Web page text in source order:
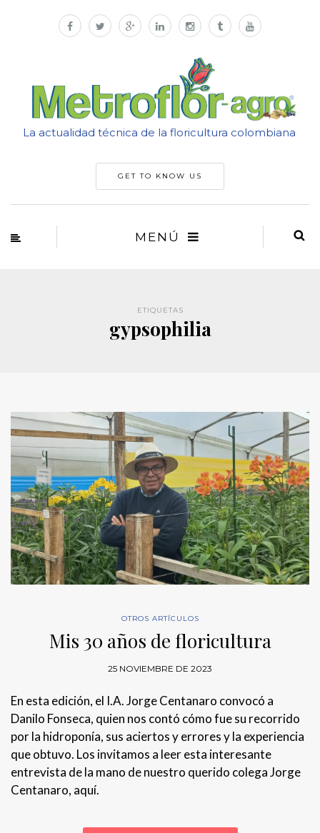
La actualidad técnica de la floricultura colombiana
GET TO KNOW US
MENÚ
ETIQUETAS
gypsophilia
OTROS ARTÍCULOS
Mis 30 años de floricultura
25 NOVIEMBRE DE 2023
En esta edición, el I.A. Jorge Centanaro convocó a
Danilo Fonseca, quien nos contó cómo fue su recorrido
por la hidroponía, sus aciertos y errores y la experiencia
que obtuvo. Los invitamos a leer esta interesante
entrevista de la mano de nuestro querido colega Jorge
Centanaro, aquí.